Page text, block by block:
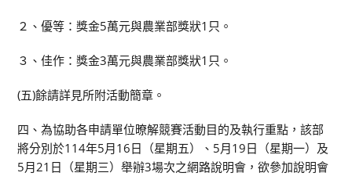
２、優等：獎金5萬元與農業部獎狀1只。
３、佳作：獎金3萬元與農業部獎狀1只。
(五)餘請詳見所附活動簡章。
四、為協助各申請單位暸解競賽活動目的及執行重點，該部
將分別於114年5月16日（星期五）、5月19日（星期一）及
5月21日（星期三）舉辦3場次之網路說明會，欲參加說明會